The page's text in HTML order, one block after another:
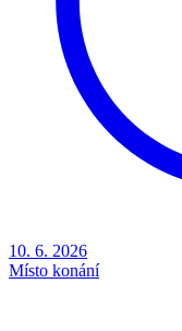
10. 6. 2026
Místo konání